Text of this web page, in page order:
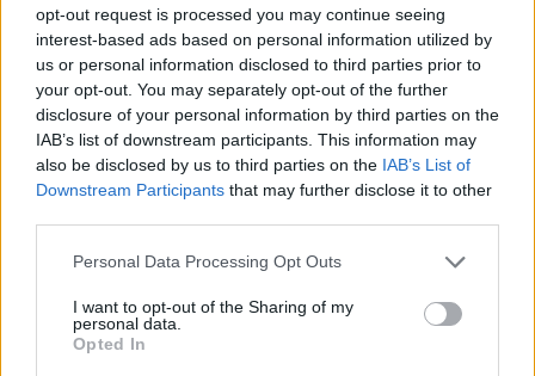
opt-out request is processed you may continue seeing
interest-based ads based on personal information utilized by
us or personal information disclosed to third parties prior to
your opt-out. You may separately opt-out of the further
disclosure of your personal information by third parties on the
IAB’s list of downstream participants. This information may
also be disclosed by us to third parties on the IAB’s List of
Downstream Participants that may further disclose it to other
Personal Data Processing Opt Outs
I want to opt-out of the Sharing of my
personal data.
Opted In